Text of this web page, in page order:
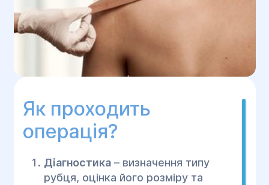
Як проходить
операція?
Діагностика– визначення типу
рубця, оцінка його розміру та